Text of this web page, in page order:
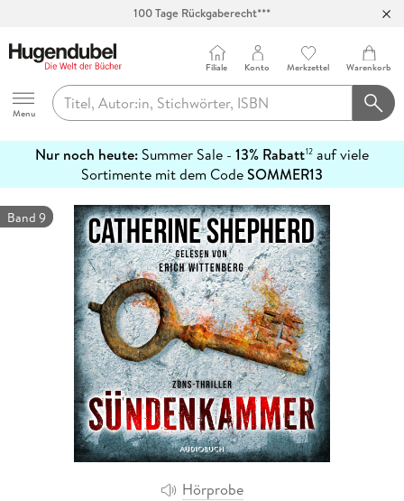
100 Tage Rückgaberecht***
Hugendubel
Menu
Filiale Konto Merkzettel Warenkorb
Nur noch heute: Summer Sale - 13% Rabatt12 auf viele
Sortimente mit dem CodeSOMMER13
erfahren
Hörprobe
Band 9